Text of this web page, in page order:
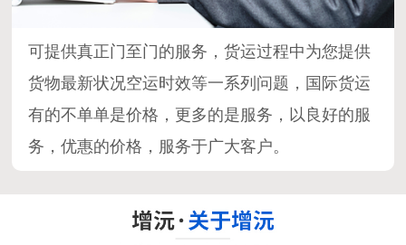
可提供真正门至门的服务，货运过程中为您提供
货物最新状况空运时效等一系列问题，国际货运
有的不单单是价格，更多的是服务，以良好的服
务，优惠的价格，服务于广大客户。